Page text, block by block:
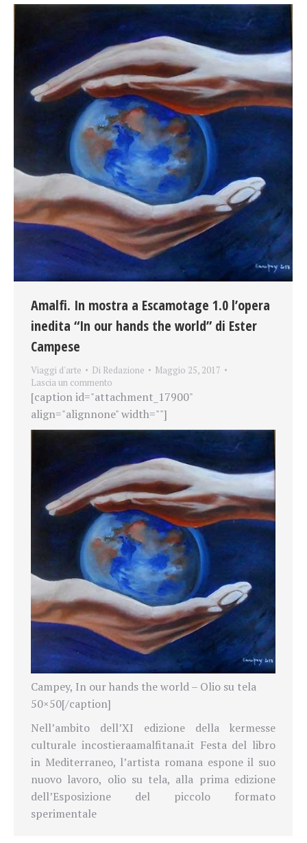
Amalfi. In mostra a Escamotage 1.0 l’opera
inedita “In our hands the world” di Ester
Campese
Viaggi d'arte Di Redazione
Maggio 25, 2017
Lascia un commento
[caption id="attachment_17900"
align="alignnone" width=""]
Campey, In our hands the world – Olio su tela
50×50[/caption]
Nell’ambito dell’XI edizione della kermesse
culturale incostieraamalfitana.it Festa del libro
in Mediterraneo, l’artista romana espone il suo
nuovo lavoro, olio su tela, alla prima edizione
dell’Esposizione del piccolo formato
sperimentale